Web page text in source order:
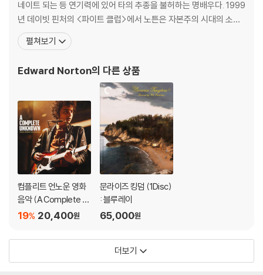
네이트 되는 등 연기력에 있어 타의 추종을 불허하는 명배우다. 1999
년 데이빗 핀처의 <파이트 클럽>에서 노튼은 자본주의 시대의 소비
에 중독된 보통 사람 역할을 맡아 인상깊은 연기를 선보여 수많은 팬
들을 만들어냈다. 배우로서의 욕심에 그치지 않고 그는 로맨틱 코미
받았다.[필모그래피]프라이드 앤 글로리()|주연배우 프라
펼쳐보기
Edward Norton의 다른 상품
컴플리트 언노운 영화
음악 (A Complete U
nknown: Original Mo
ack)
20,400원
19%
문라이즈 킹덤 (1Disc)
: 블루레이
65,000원
더보기